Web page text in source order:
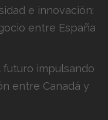
e innovación:
entre España
futuro impulsando
entre Canadá y